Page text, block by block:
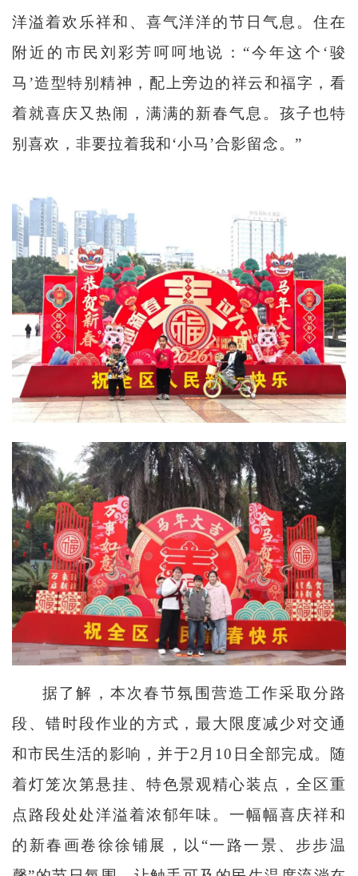
洋溢着欢乐祥和、喜气洋洋的节日气息。住在
附近的市民刘彩芳呵呵地说：“今年这个‘骏
马’造型特别精神，配上旁边的祥云和福字，看
着就喜庆又热闹，满满的新春气息。孩子也特
别喜欢，非要拉着我和‘小马’合影留念。”
据了解，本次春节氛围营造工作采取分路
段、错时段作业的方式，最大限度减少对交通
和市民生活的影响，并于2月10日全部完成。随
着灯笼次第悬挂、特色景观精心装点，全区重
点路段处处洋溢着浓郁年味。一幅幅喜庆祥和
的新春画卷徐徐铺展，以“一路一景、步步温